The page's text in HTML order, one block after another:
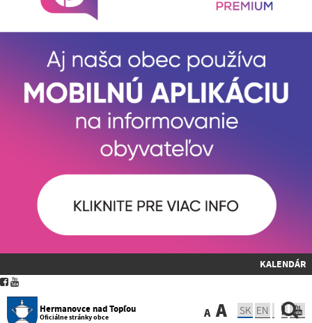
KALENDÁR
Hermanovce nad Topľou
Oficiálne stránky obce A A SK EN